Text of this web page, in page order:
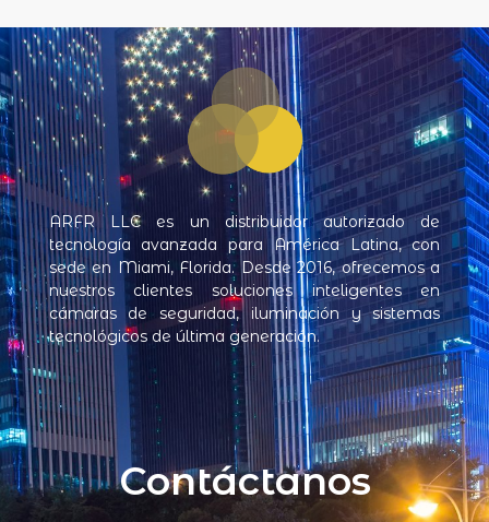
ARFR LLC es un distribuidor autorizado de
tecnología avanzada para América Latina, con
sede en Miami, Florida. Desde 2016, ofrecemos a
nuestros clientes soluciones inteligentes en
cámaras de seguridad, iluminación y sistemas
tecnológicos de última generación.
Contáctanos